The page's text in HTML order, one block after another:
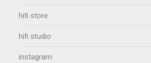
hifi store
hifi studio
instagram